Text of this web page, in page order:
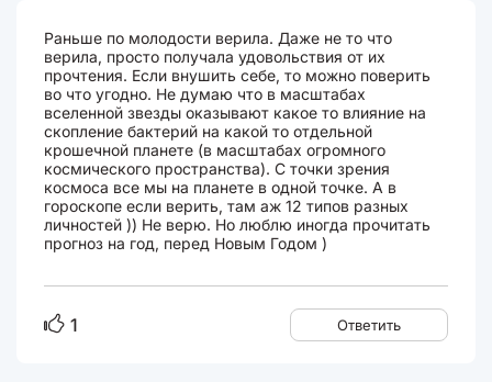
Раньше по молодости верила. Даже не то что
верила, просто получала удовольствия от их
прочтения. Если внушить себе, то можно поверить
во что угодно. Не думаю что в масштабах
вселенной звезды оказывают какое то влияние на
скопление бактерий на какой то отдельной
крошечной планете (в масштабах огромного
космического пространства). С точки зрения
космоса все мы на планете в одной точке. А в
гороскопе если верить, там аж 12 типов разных
личностей )) Не верю. Но люблю иногда прочитать
прогноз на год, перед Новым Годом )
1 Ответить